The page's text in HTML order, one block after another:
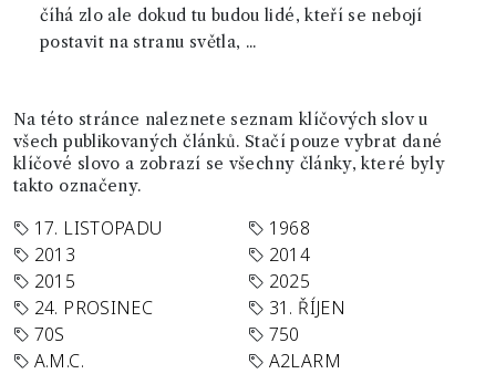
číhá zlo ale dokud tu budou lidé, kteří se nebojí
postavit na stranu světla, ...
Na této stránce naleznete seznam klíčových slov u
všech publikovaných článků. Stačí pouze vybrat dané
klíčové slovo a zobrazí se všechny články, které byly
takto označeny.
17. LISTOPADU
1968
2013
2014
2015
2025
24. PROSINEC
31. ŘÍJEN
70S
750
A.M.C.
A2LARM